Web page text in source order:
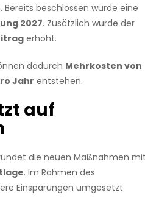
. Bereits beschlossen wurde eine
2027. Zusätzlich wurde der
erhöht.
dadurch Mehrkosten von
Jahr entstehen.
auf
die neuen Maßnahmen mit
. Im Rahmen des
Einsparungen umgesetzt